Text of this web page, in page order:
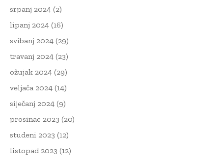
srpanj 2024 (2)
lipanj 2024 (16)
svibanj 2024 (29)
travanj 2024 (23)
ožujak 2024 (29)
veljača 2024 (14)
siječanj 2024 (9)
prosinac 2023 (20)
studeni 2023 (12)
listopad 2023 (12)